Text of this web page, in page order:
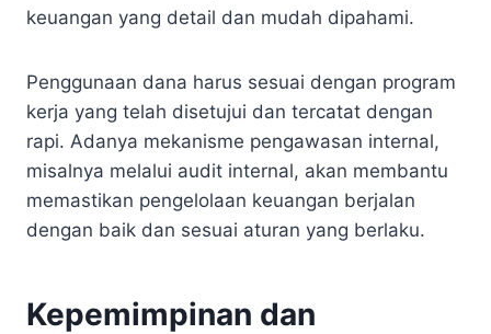
keuangan yang detail dan mudah dipahami.
Penggunaan dana harus sesuai dengan program
kerja yang telah disetujui dan tercatat dengan
rapi. Adanya mekanisme pengawasan internal,
misalnya melalui audit internal, akan membantu
memastikan pengelolaan keuangan berjalan
dengan baik dan sesuai aturan yang berlaku.
Kepemimpinan dan